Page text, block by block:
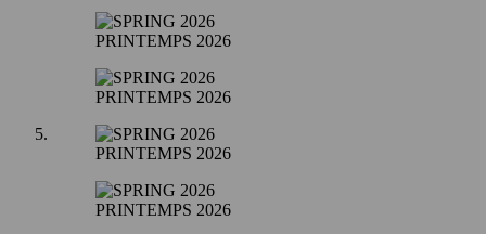
PRINTEMPS 2026
PRINTEMPS 2026
PRINTEMPS 2026
PRINTEMPS 2026